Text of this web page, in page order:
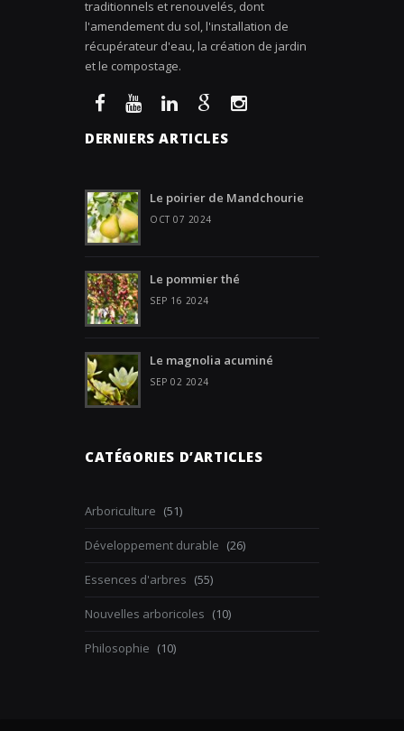
traditionnels et renouvelés, dont
l'amendement du sol, l'installation de
récupérateur d'eau, la création de jardin
et le compostage.
DERNIERS ARTICLES
Le poirier de Mandchourie
OCT 07 2024
Le pommier thé
SEP 16 2024
Le magnolia acuminé
SEP 02 2024
CATÉGORIES D’ARTICLES
Arboriculture (51)
Développement durable (26)
Essences d'arbres (55)
Nouvelles arboricoles (10)
Philosophie (10)